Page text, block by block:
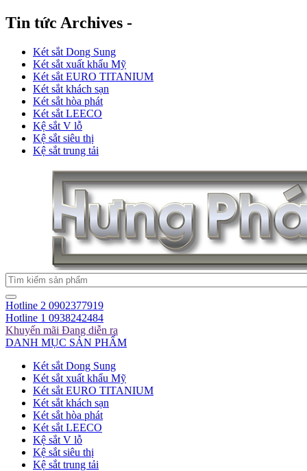
Tin tức Archives -
Két sắt Dong Sung
Két sắt xuất khẩu Mỹ
Két sắt EURO TITANIUM
Két sắt khách sạn
Két sắt hòa phát
Két sắt LEECO
Kệ sắt V lỗ
Kệ sắt siêu thị
Kệ sắt trung tải
Hotline 2 0902377919
Hotline 1 0938242484
Khuyến mãi Đang diễn ra
DANH MỤC SẢN PHẨM
Két sắt Dong Sung
Két sắt xuất khẩu Mỹ
Két sắt EURO TITANIUM
Két sắt khách sạn
Két sắt hòa phát
Két sắt LEECO
Kệ sắt V lỗ
Kệ sắt siêu thị
Kệ sắt trung tải